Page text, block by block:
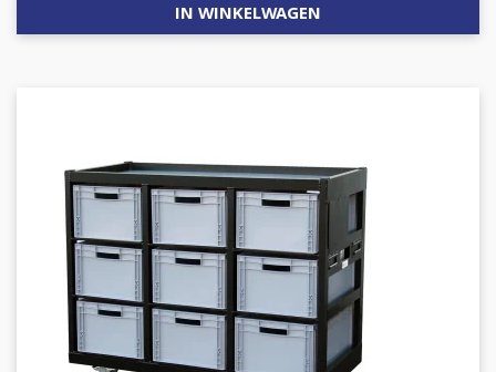
IN WINKELWAGEN